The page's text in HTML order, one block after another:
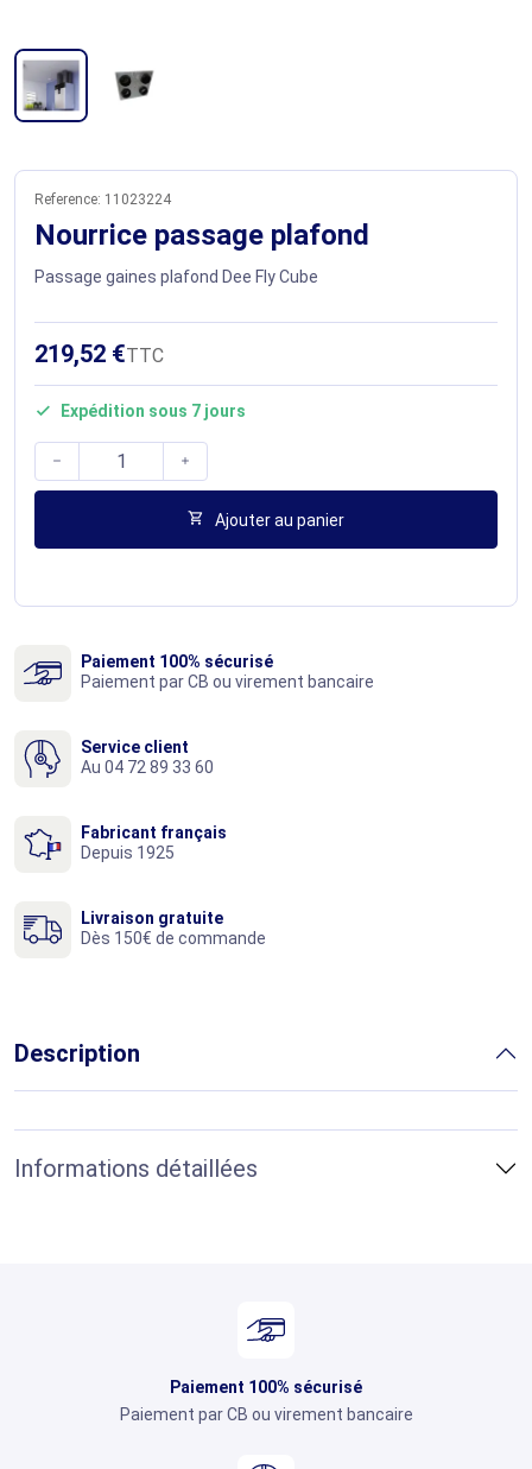
Reference: 11023224
Nourrice passage plafond
Passage gaines plafond Dee Fly Cube
219,52 €TTC
 Expédition sous 7 jours
 
 Ajouter au panier
Paiement 100% sécurisé
Paiement par CB ou virement bancaire
Service client
Au 04 72 89 33 60
Fabricant français
Depuis 1925
Livraison gratuite
Dès 150€ de commande
Description
Informations détaillées
Paiement 100% sécurisé
Paiement par CB ou virement bancaire